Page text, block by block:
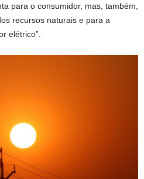
para o consumidor, mas, também,
recursos naturais e para a
elétrico”.